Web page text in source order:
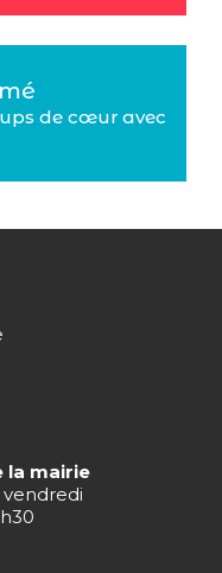
de cœur avec
la mairie